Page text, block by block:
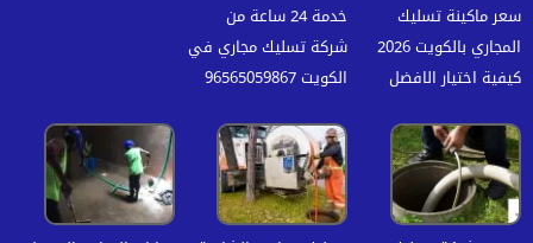
سعر ماكينة تسليك
المجاري بالكويت 2026
كيفية اختيار الافضل
خدمة 24 ساعة من
شركة تسليك مجاري في
الكويت 96565059867